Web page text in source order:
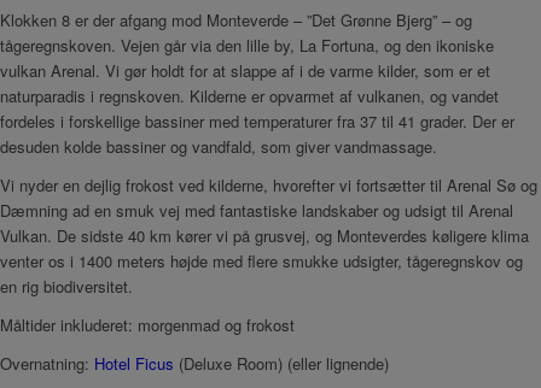
Klokken 8 er der afgang mod Monteverde – ”Det Grønne Bjerg” – og
tågeregnskoven. Vejen går via den lille by, La Fortuna, og den ikoniske
vulkan Arenal. Vi gør holdt for at slappe af i de varme kilder, som er et
naturparadis i regnskoven. Kilderne er opvarmet af vulkanen, og vandet
fordeles i forskellige bassiner med temperaturer fra 37 til 41 grader. Der er
desuden kolde bassiner og vandfald, som giver vandmassage.
Vi nyder en dejlig frokost ved kilderne, hvorefter vi fortsætter til Arenal Sø og
Dæmning ad en smuk vej med fantastiske landskaber og udsigt til Arenal
Vulkan. De sidste 40 km kører vi på grusvej, og Monteverdes køligere klima
venter os i 1400 meters højde med flere smukke udsigter, tågeregnskov og
en rig biodiversitet.
Måltider inkluderet: morgenmad og frokost
Overnatning: Hotel Ficus (Deluxe Room) (eller lignende)